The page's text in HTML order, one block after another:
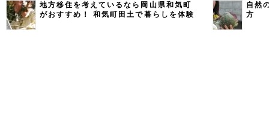
地方移住を考えているなら岡山県和気町
がおすすめ！ 和気町田土で暮らしを体験
自然
方